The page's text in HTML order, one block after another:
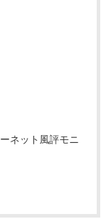
ネット風評モニ